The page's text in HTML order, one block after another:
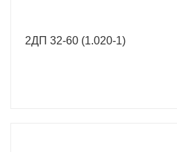
2ДП 32-60 (1.020-1)